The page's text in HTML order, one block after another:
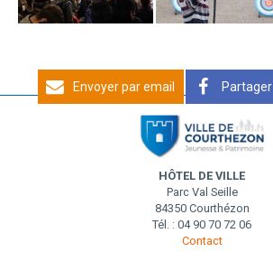
Envoyer par email Partager
HÔTEL DE VILLE
Parc Val Seille
84350 Courthézon
Tél. : 04 90 70 72 06
Contact